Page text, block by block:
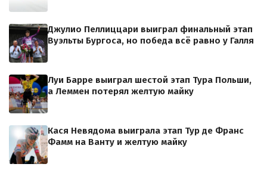
Джулио Пеллиццари выиграл финальный этап
Вуэльты Бургоса, но победа всё равно у Галля
Луи Барре выиграл шестой этап Тура Польши,
а Леммен потерял желтую майку
Кася Невядома выиграла этап Тур де Франс
Фамм на Ванту и желтую майку